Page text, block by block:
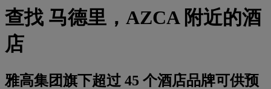
查找 马德里，AZCA 附近的酒
店
雅高集团旗下超过 45 个酒店品牌可供预